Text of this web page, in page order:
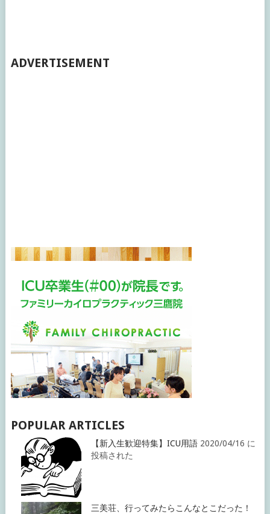
ADVERTISEMENT
POPULAR ARTICLES
【新入生歓迎特集】ICU用語 2020/04/16 に
投稿された
三美荘、行ってみたらこんなとこだった！